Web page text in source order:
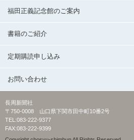
福田正義記念館のご案内
書籍のご紹介
定期購読申し込み
お問い合わせ
長周新聞社
〒750-0008 山口県下関市田中町10番2号
TEL:083-222-9377
FAX:083-222-9399